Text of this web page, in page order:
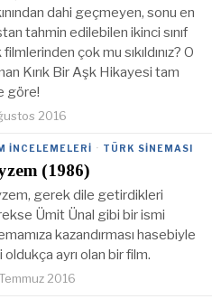
dahi geçmeyen, sonu en
tahmin edilebilen ikinci sınıf
çok mu sıkıldınız? O
Kırık Bir Aşk Hikayesi tam
göre!
2016
İNCELEMELERI · TÜRK SINEMASI
(1986)
gerek dile getirdikleri
Ümit Ünal gibi bir ismi
kazandırması hasebiyle
oldukça ayrı olan bir film.
2016